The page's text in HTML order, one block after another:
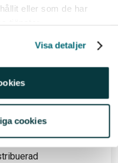
eller som de har
Visa detaljer
cookies
nya
stora